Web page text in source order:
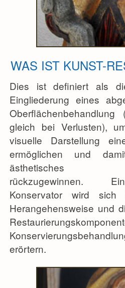
WAS IST KUNST-
Dies ist definiert als
Eingliederung eines
gleich bei Verlusten),
visuelle Darstellung
ermöglichen und
ästhetisches
rückzugewinnen.
Konservator wird
Herangehensweise und
erörtern.